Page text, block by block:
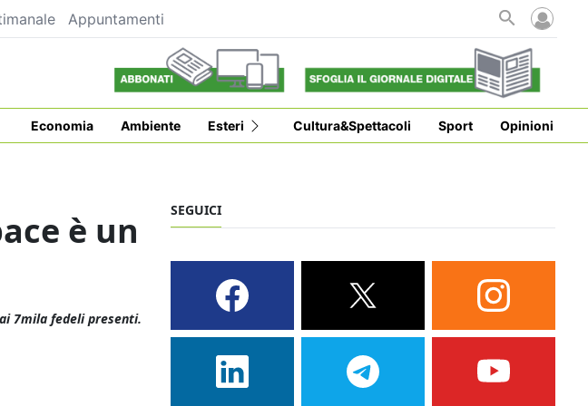
Appuntamenti
Economia Ambiente Esteri Cultura&Spettacoli Sport Opinioni
è un
ai 7mila fedeli presenti.
SEGUICI